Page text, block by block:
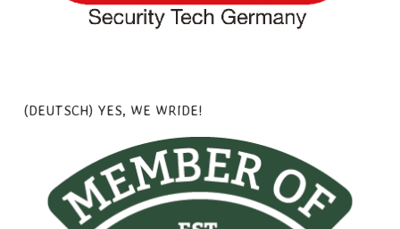
(DEUTSCH) YES, WE WRIDE!